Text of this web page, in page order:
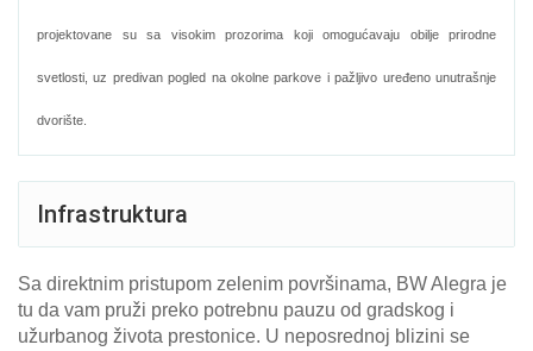
projektovane su sa visokim prozorima koji omogućavaju obilje prirodne
svetlosti, uz predivan pogled na okolne parkove i pažljivo uređeno unutrašnje
dvorište.
Infrastruktura
Sa direktnim pristupom zelenim površinama, BW Alegra je
tu da vam pruži preko potrebnu pauzu od gradskog i
užurbanog života prestonice. U neposrednoj blizini se